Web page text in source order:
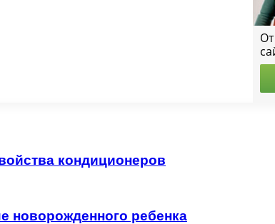
кондиционеров
новорожденного ребенка